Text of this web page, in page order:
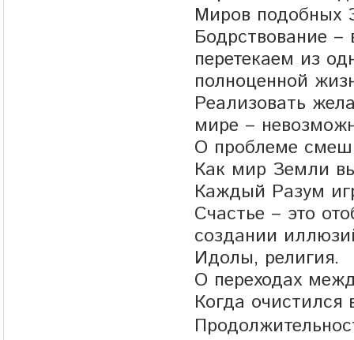
Миров подобных
Бодрствование
перетекаем из
полноценной
Реализовать
мире –
О проблеме
Как мир Земли
Каждый Разум
Счастье – это
создании
Идолы, религия.
О переходах
Когда